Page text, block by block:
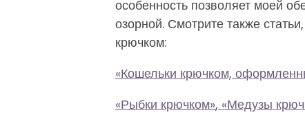
особенность позволяет моей
озорной. Смотрите также
крючком:
«Кошельки крючком,
«Рыбки крючком», «Медузы